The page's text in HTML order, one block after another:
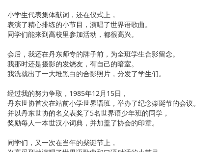
小学生代表集体献词，还在仪式上，
表演了精心排练的小节目，演唱了世界语歌曲。
同学们能来到高校里参加活动，都很高兴。
会后，我还在丹东师专的牌子前，为全班学生合影留念。
我那时还是摄影的发烧友，有自己的暗室。
我洗就出了一大堆黑白的合影照片，分发了学生们。
经过我的努力争取，1985年12月15日，
丹东世协首次在站前小学世界语班，举办了纪念柴诞节的会议。
并以丹东世协的名义表奖了5名世界语少年班的同学，
奖励每人一本世汉小词典，并加盖了协会的印章。
同学们，又一次在当年的柴诞节上，